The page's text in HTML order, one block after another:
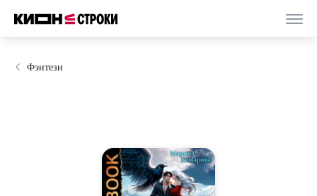
Фэнтези